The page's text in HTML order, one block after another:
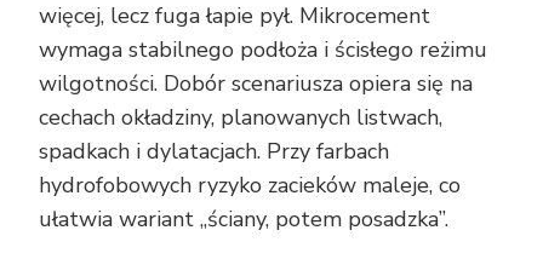
więcej, lecz fuga łapie pył. Mikrocement
wymaga stabilnego podłoża i ścisłego reżimu
wilgotności. Dobór scenariusza opiera się na
cechach okładziny, planowanych listwach,
spadkach i dylatacjach. Przy farbach
hydrofobowych ryzyko zacieków maleje, co
ułatwia wariant „ściany, potem posadzka”.